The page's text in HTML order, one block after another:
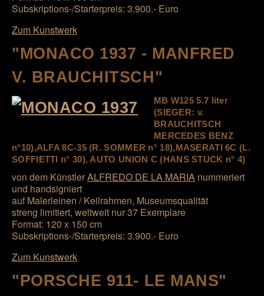
Subskriptions-/Starterpreis: 3.900.- Euro
Zum Kunstwerk
"MONACO 1937 - MANFRED
V. BRAUCHITSCH"
MB W125 5.7 liter
(SIEGER: v.
BRAUCHITSCH
MERCEDES BENZ
n°10),ALFA 8C-35 (R. SOMMER n° 18),MASERATI 6C (L.
SOFFIETTI n° 30), AUTO UNION C (HANS STUCK n° 4)
von dem KünstlerALFREDO DE LA MARIA nummeriert
und handsigniert
auf Malerleinen / Keilrahmen, Museumsqualität
streng limitiert, weltweit nur 37 Exemplare
Format: 120 x 150 cm
Subskriptions-/Starterpreis: 3.900.- Euro
Zum Kunstwerk
"PORSCHE 911- LE MANS"